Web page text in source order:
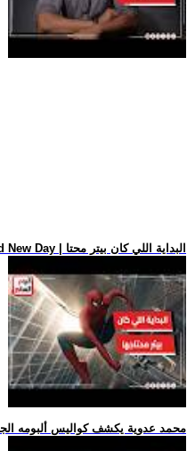
.. فيلم Spider-Man: Brand New Day | البداية اللي كان بيتر محتا
.. محمد عدوية يكشف كواليس ألبومه